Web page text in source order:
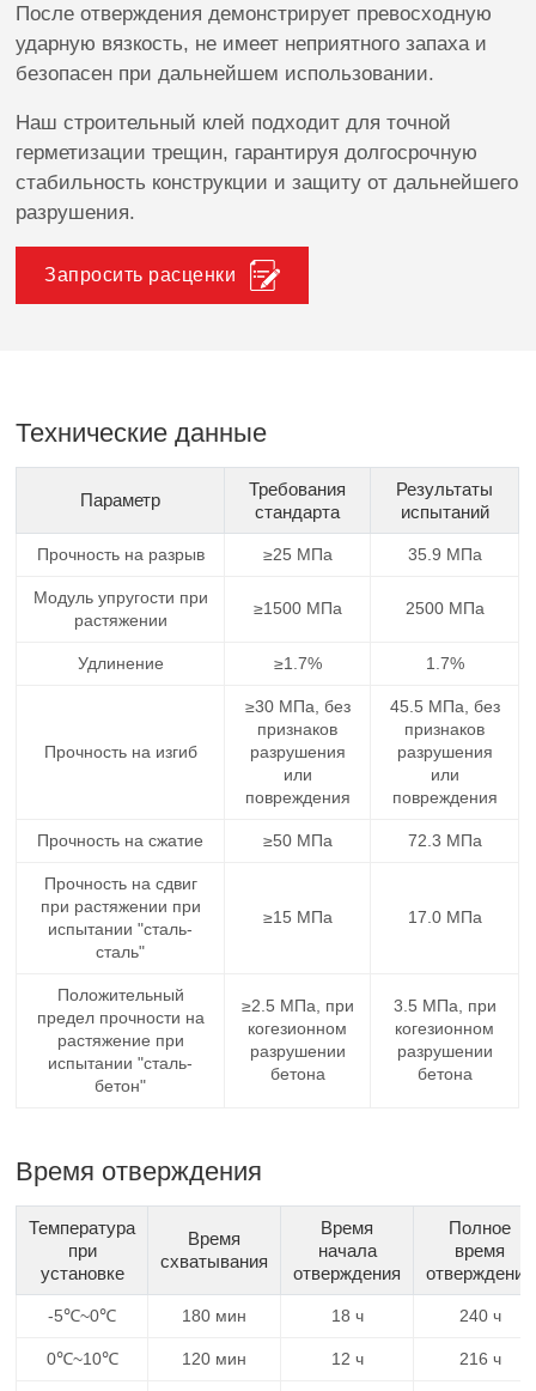
После отверждения демонстрирует превосходную
ударную вязкость, не имеет неприятного запаха и
безопасен при дальнейшем использовании.
Наш строительный клей подходит для точной
герметизации трещин, гарантируя долгосрочную
стабильность конструкции и защиту от дальнейшего
разрушения.
Запросить расценки
Технические данные
Параметр
Требования
стандарта
Результаты
испытаний
Прочность на разрыв ≥25 МПа 35.9 МПа
Модуль упругости при
растяжении
≥1500 МПа 2500 МПа
Удлинение ≥1.7% 1.7%
Прочность на изгиб
≥30 МПа, без
признаков
разрушения
или
повреждения
45.5 МПа, без
признаков
разрушения
или
повреждения
Прочность на сжатие ≥50 МПа 72.3 МПа
Прочность на сдвиг
при растяжении при
испытании "сталь-
сталь"
≥15 МПа 17.0 МПа
Положительный
предел прочности на
растяжение при
испытании "сталь-
бетон"
≥2.5 МПа, при
когезионном
разрушении
бетона
3.5 МПа, при
когезионном
разрушении
бетона
Время отверждения
Температура
при
установке
Время
схватывания
Время
начала
отверждения
Полное
время
отверждения
-5℃~0℃ 180 мин 18 ч 240 ч
0℃~10℃ 120 мин 12 ч 216 ч